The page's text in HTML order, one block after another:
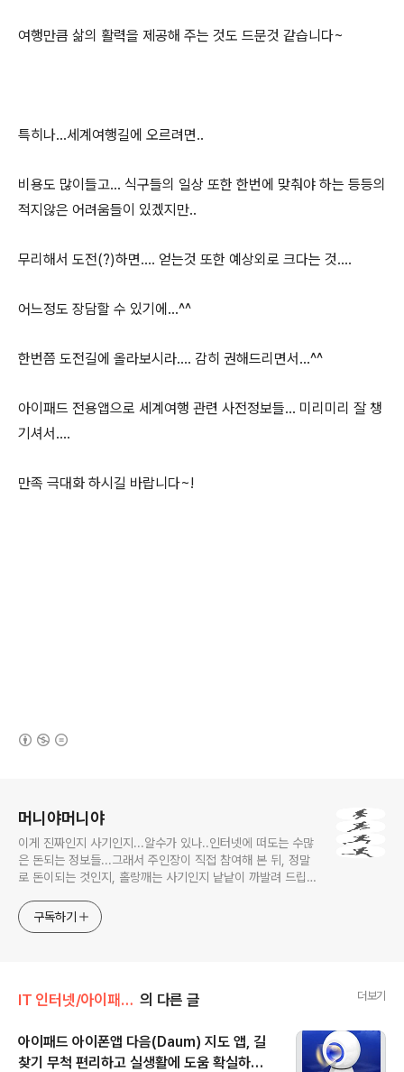
여행만큼 삶의 활력을 제공해 주는 것도 드문것 같습니다~
특히나...세계여행길에 오르려면..
비용도 많이들고... 식구들의 일상 또한 한번에 맞춰야 하는 등등의
적지않은 어려움들이 있겠지만..
무리해서 도전(?)하면.... 얻는것 또한 예상외로 크다는 것....
어느정도 장담할 수 있기에...^^
한번쯤 도전길에 올라보시라.... 감히 권해드리면서...^^
아이패드 전용앱으로 세계여행 관련 사전정보들... 미리미리 잘 챙
기셔서....
만족 극대화 하시길 바랍니다~!
머니야머니야
이게 진짜인지 사기인지...알수가 있나..인터넷에 떠도는 수많
은 돈되는 정보들...그래서 주인장이 직접 참여해 본 뒤, 정말
로 돈이되는 것인지, 홀랑깨는 사기인지 낱낱이 까발려 드립니
야~구독하기
IT 인터넷/아이패드(iPad) 의 다른 글 더보기
아이패드 아이폰앱 다음(Daum) 지도 앱, 길
찾기 무척 편리하고 실생활에 도움 확실하게